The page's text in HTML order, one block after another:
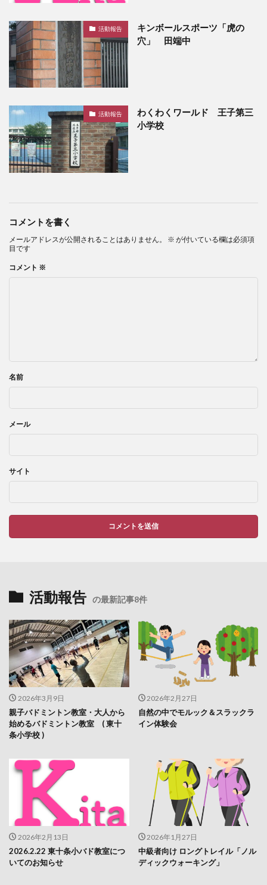
活動報告
キンボールスポーツ「虎の
穴」 田端中
活動報告
わくわくワールド 王子第三
小学校
コメントを書く
メールアドレスが公開されることはありません。 ※ が付いている欄は必須項
目です
コメント ※
名前
メール
サイト
活動報告 の最新記事8件
2026年3月9日
親子バドミントン教室・大人から
始めるバドミントン教室 ( 東十
条小学校 )
2026年2月27日
自然の中でモルック＆スラックラ
イン体験会
2026年2月13日
2026.2.22 東十条小バド教室につ
いてのお知らせ
2026年1月27日
中級者向け ロングトレイル「ノル
ディックウォーキング」